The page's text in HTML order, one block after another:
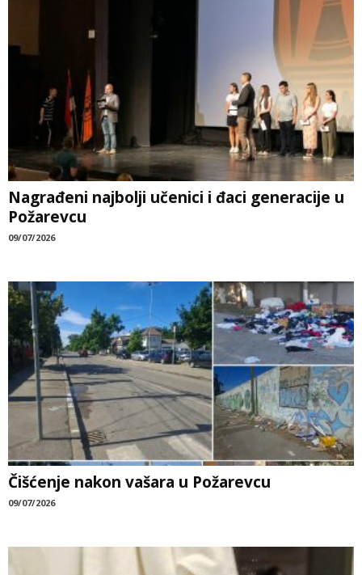
Nagrađeni najbolji učenici i đaci generacije u
Požarevcu
09/07/2026
Čišćenje nakon vašara u Požarevcu
09/07/2026